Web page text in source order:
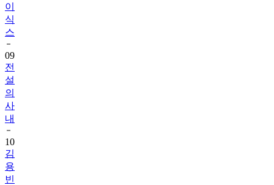
이
식
스
09
전
설
의
사
내
10
김
용
빈